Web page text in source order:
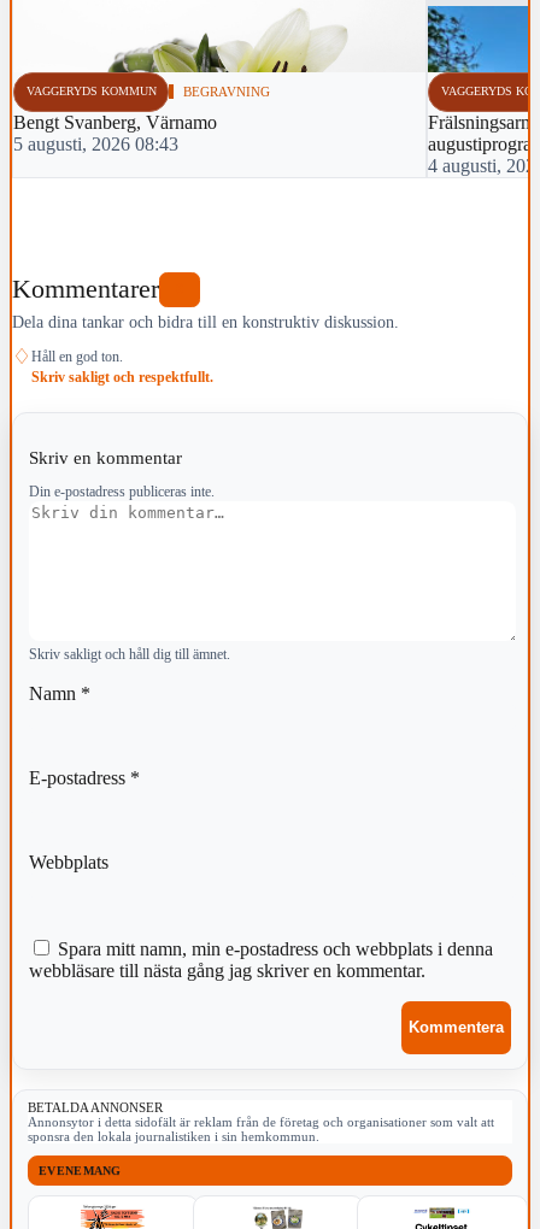
VAGGERYDS KOMMUN BEGRAVNING
Bengt Svanberg, Värnamo
5 augusti, 2026 08:43
VAGGERYDS
4 augusti,
Kommentarer
Dela dina tankar och bidra till en konstruktiv diskussion.
♢ Håll en god ton.
Skriv sakligt och respektfullt.
Skriv en kommentar
Din e-postadress publiceras inte.
Kommentar
Skriv sakligt och håll dig till ämnet.
Namn *
E-postadress *
Webbplats
Spara mitt namn, min e-postadress och webbplats i denna
webbläsare till nästa gång jag skriver en kommentar.
BETALDA ANNONSER
Annonsytor i detta sidofält är reklam från de företag och organisationer som valt att
sponsra den lokala journalistiken i sin hemkommun.
EVENEMANG